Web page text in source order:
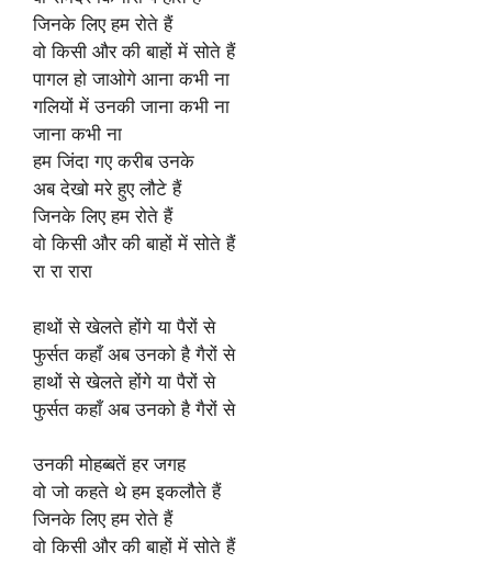
जिनके लिए हम रोते हैं
वो किसी और की बाहों में सोते हैं
पागल हो जाओगे आना कभी ना
गलियों में उनकी जाना कभी ना
जाना कभी ना
हम जिंदा गए करीब उनके
अब देखो मरे हुए लौटे हैं
जिनके लिए हम रोते हैं
वो किसी और की बाहों में सोते हैं
रा रा रारा
हाथों से खेलते होंगे या पैरों से
फुर्सत कहाँ अब उनको है गैरों से
हाथों से खेलते होंगे या पैरों से
फुर्सत कहाँ अब उनको है गैरों से
उनकी मोहब्बतें हर जगह
वो जो कहते थे हम इकलौते हैं
जिनके लिए हम रोते हैं
वो किसी और की बाहों में सोते हैं